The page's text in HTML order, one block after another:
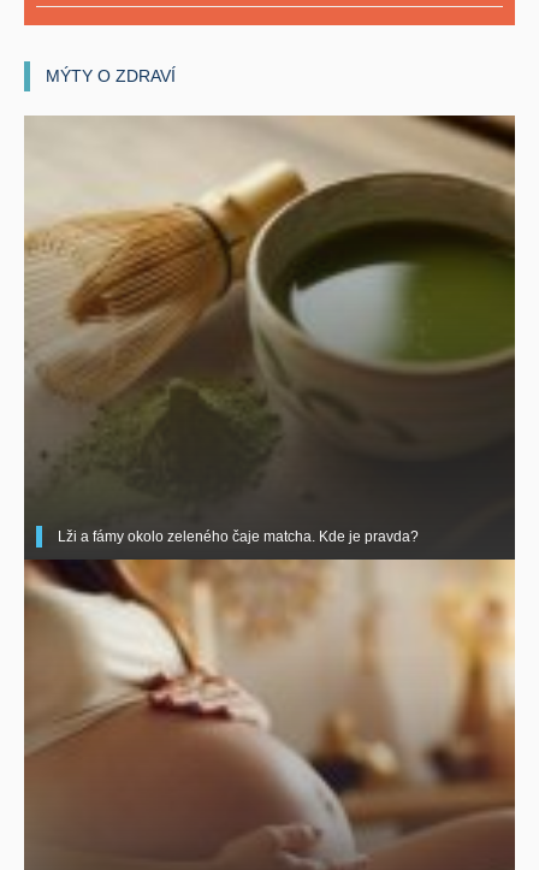
MÝTY O ZDRAVÍ
Lži a fámy okolo zeleného čaje matcha. Kde je pravda?